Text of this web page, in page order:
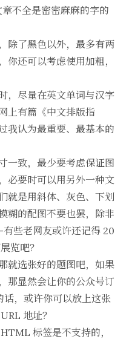
不全是密密麻麻的字的
除了黑色以外，最多有两
你还可以考虑使用加粗，
，尽量在英文单词与汉字
上有篇《中文排版指
我认为最重要、最基本的
一致，最少要考虑保证图
必要时可以用另外一种文
就是用斜体、灰色、下划
糊的配图不要也罢，除非
些老网友或许还记得 20
览吧？
就选张好的题图吧，如果
那显然会让你的公众号订
，或许你可以放上这张
地址？
标签是不支持的，